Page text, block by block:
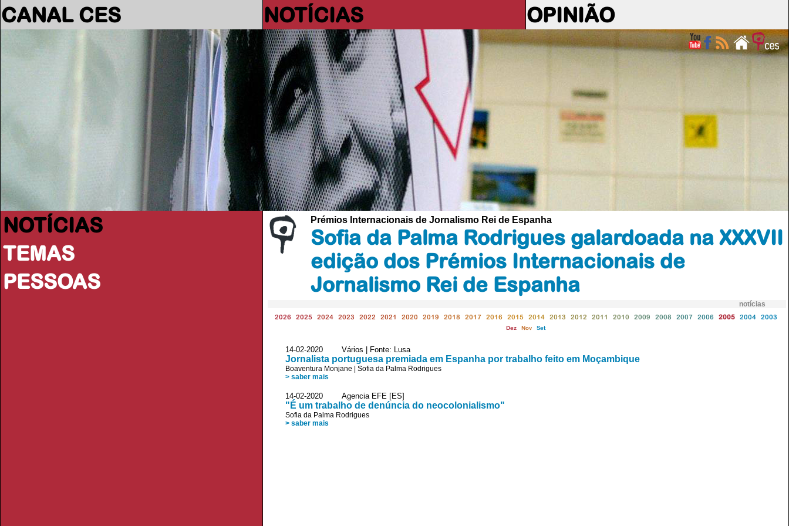
CANAL CES NOTÍCIAS OPINIÃO
NOTÍCIAS
TEMAS
PESSOAS
Prémios Internacionais de Jornalismo Rei de Espanha
Sofia da Palma Rodrigues galardoada na XXXVII
edição dos Prémios Internacionais de
Jornalismo Rei de Espanha
notícias
2026 2025 2024 2023 2022 2021 2020 2019 2018 2017 2016 2015 2014 2013 2012 2011 2010 2009 2008 2007 2006 2005 2004 2003
Dez Nov Set
14-02-2020 Vários | Fonte: Lusa
Jornalista portuguesa premiada em Espanha por trabalho feito em Moçambique
Boaventura Monjane
Sofia da Palma Rodrigues
> saber mais
14-02-2020 Agencia EFE [ES]
"É um trabalho de denúncia do neocolonialismo"
Sofia da Palma Rodrigues
> saber mais